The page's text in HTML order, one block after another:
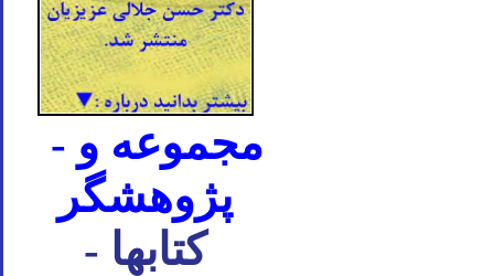
- مجموعه و
پژوهشگر
- کتابها